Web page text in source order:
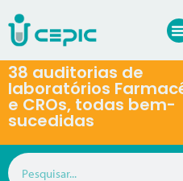
38 auditorias de
laboratórios
e CROs, todas bem-
sucedidas